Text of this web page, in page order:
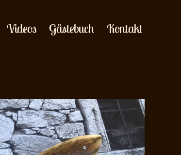
Videos Gästebuch Kontakt